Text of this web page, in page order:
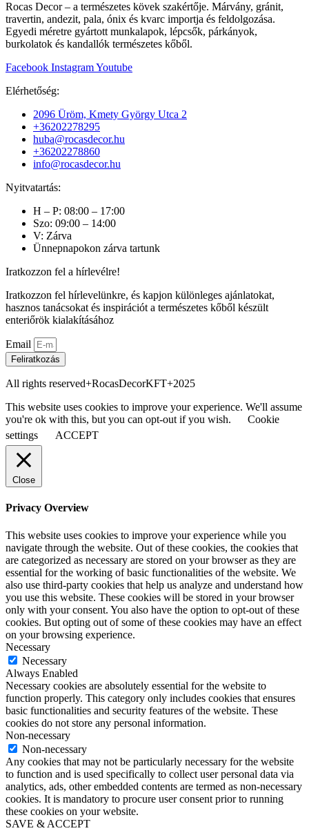
Rocas Decor – a természetes kövek szakértője. Márvány, gránit,
travertin, andezit, pala, ónix és kvarc importja és feldolgozása.
Egyedi méretre gyártott munkalapok, lépcsők, párkányok,
burkolatok és kandallók természetes kőből.
Facebook InstagramYoutube
Elérhetőség:
2096 Üröm, Kmety György Utca 2
+36202278295
huba@rocasdecor.hu
+36202278860
info@rocasdecor.hu
Nyitvatartás:
H – P: 08:00 – 17:00
Szo: 09:00 – 14:00
V: Zárva
Ünnepnapokon zárva tartunk
Iratkozzon fel a hírlevélre!
Iratkozzon fel hírlevelünkre, és kapjon különleges ajánlatokat,
hasznos tanácsokat és inspirációt a természetes kőből készült
enteriőrök kialakításához
Email
Feliratkozás
All rights reserved+RocasDecorKFT+2025
This website uses cookies to improve your experience. We'll assume
you're ok with this, but you can opt-out if you wish.
Cookie
settings
ACCEPT
Close
Privacy Overview
This website uses cookies to improve your experience while you
navigate through the website. Out of these cookies, the cookies that
are categorized as necessary are stored on your browser as they are
essential for the working of basic functionalities of the website. We
also use third-party cookies that help us analyze and understand how
you use this website. These cookies will be stored in your browser
only with your consent. You also have the option to opt-out of these
cookies. But opting out of some of these cookies may have an effect
on your browsing experience.
Necessary
Necessary
Always Enabled
Necessary cookies are absolutely essential for the website to
function properly. This category only includes cookies that ensures
basic functionalities and security features of the website. These
cookies do not store any personal information.
Non-necessary
Non-necessary
Any cookies that may not be particularly necessary for the website
to function and is used specifically to collect user personal data via
analytics, ads, other embedded contents are termed as non-necessary
cookies. It is mandatory to procure user consent prior to running
these cookies on your website.
SAVE & ACCEPT